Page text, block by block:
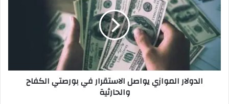
يواصل
الاستقرار
في
بورصتي
الكفاح
والحارثية
الدولار الموازي يواصل الاستقرار في بورصتي الكفاح
والحارثية